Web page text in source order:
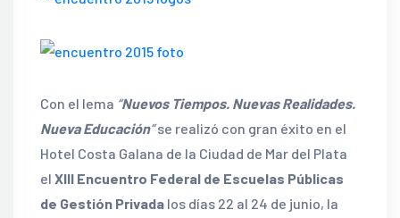
Con el lema “Nuevos Tiempos. Nuevas Realidades.
Nueva Educación”se realizó con gran éxito en el
Hotel Costa Galana de la Ciudad de Mar del Plata
el XIII Encuentro Federal de Escuelas Públicas
de Gestión Privada los días 22 al 24 de junio, la